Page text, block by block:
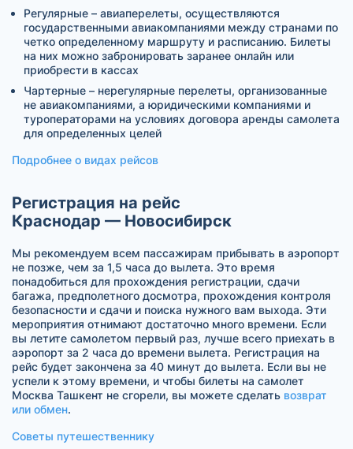
Регулярные – авиаперелеты, осуществляются
государственными авиакомпаниями между странами по
четко определенному маршруту и расписанию. Билеты
на них можно забронировать заранее онлайн или
приобрести в кассах
Чартерные – нерегулярные перелеты, организованные
не авиакомпаниями, а юридическими компаниями и
туроператорами на условиях договора аренды самолета
для определенных целей
Подробнее о видах рейсов
Регистрация на рейс
Краснодар — Новосибирск
Мы рекомендуем всем пассажирам прибывать в аэропорт
не позже, чем за 1,5 часа до вылета. Это время
понадобиться для прохождения регистрации, сдачи
багажа, предполетного досмотра, прохождения контроля
безопасности и сдачи и поиска нужного вам выхода. Эти
мероприятия отнимают достаточно много времени. Если
вы летите самолетом первый раз, лучше всего приехать в
аэропорт за 2 часа до времени вылета. Регистрация на
рейс будет закончена за 40 минут до вылета. Если вы не
успели к этому времени, и чтобы билеты на самолет
Москва Ташкент не сгорели, вы можете сделать возврат
или обмен.
Советы путешественнику